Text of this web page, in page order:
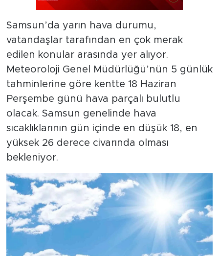
Samsun’da yarın hava durumu,
vatandaşlar tarafından en çok merak
edilen konular arasında yer alıyor.
Meteoroloji Genel Müdürlüğü’nün 5 günlük
tahminlerine göre kentte 18 Haziran
Perşembe günü hava parçalı bulutlu
olacak. Samsun genelinde hava
sıcaklıklarının gün içinde en düşük 18, en
yüksek 26 derece civarında olması
bekleniyor.